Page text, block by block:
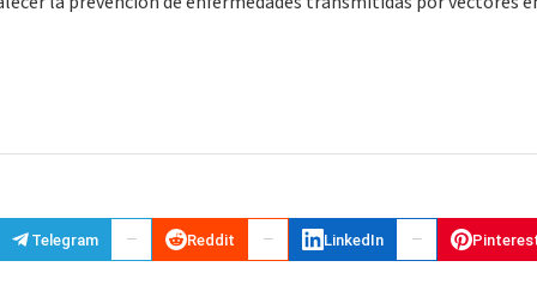
Telegram Reddit LinkedIn